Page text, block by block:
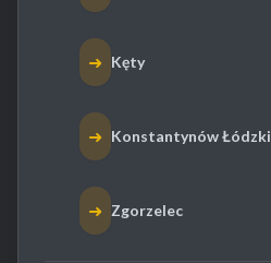
➜ Kęty
➜ Konstantynów Łódzki
➜ Zgorzelec